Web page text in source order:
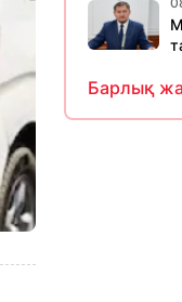
Барлық